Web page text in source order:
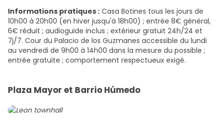
Informations pratiques : Casa Botines tous les jours de
10h00 à 20h00 (en hiver jusqu'à 18h00) ; entrée 8€ général,
6€ réduit ; audioguide inclus ; extérieur gratuit 24h/24 et
7j/7. Cour du Palacio de los Guzmanes accessible du lundi
au vendredi de 9h00 à 14h00 dans la mesure du possible ;
entrée gratuite ; comportement respectueux exigé.
Plaza Mayor et Barrio Húmedo